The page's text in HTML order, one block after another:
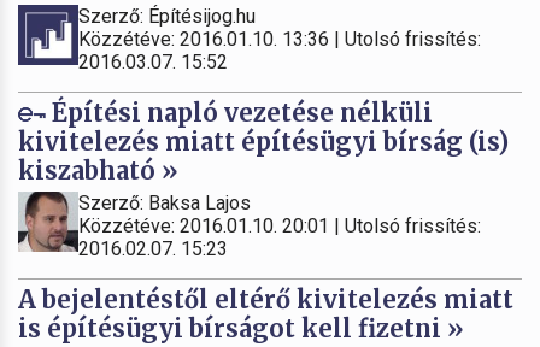
Szerző: Építésijog.hu
Közzétéve: 2016.01.10. 13:36 | Utolsó frissítés:
2016.03.07. 15:52
Építési napló vezetése nélküli
kivitelezés miatt építésügyi bírság (is)
kiszabható »
Szerző: Baksa Lajos
Közzétéve: 2016.01.10. 20:01 | Utolsó frissítés:
2016.02.07. 15:23
A bejelentéstől eltérő kivitelezés miatt
is építésügyi bírságot kell fizetni »